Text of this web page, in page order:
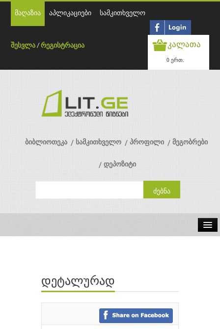
მაღაზია აპლიკაციები სამკითხველო
შესვლა /რეგისტრაცია კალათა
0 ერთ.
ბიბლიოთეკა სამკითხველო პროფილი მეგობრები
დეპოზიტი
ავტორები
გამომცემლობები
დეტალურად